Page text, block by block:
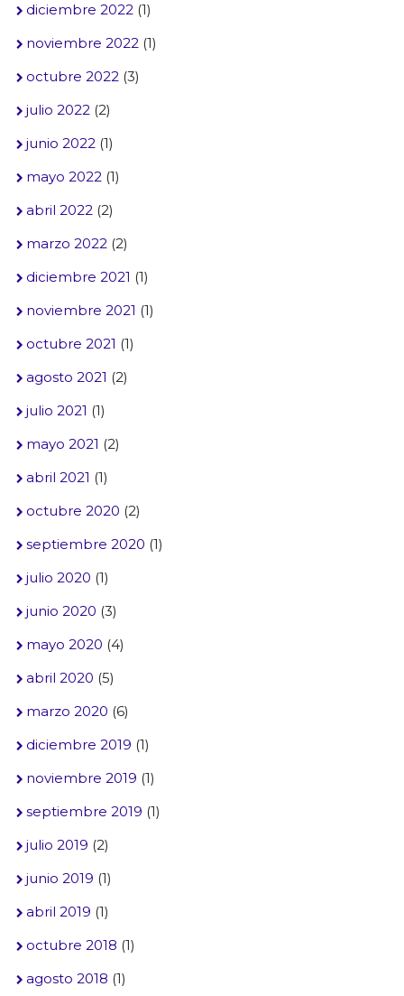
diciembre 2022(1)
noviembre 2022(1)
octubre 2022(3)
julio 2022(2)
junio 2022(1)
mayo 2022(1)
abril 2022(2)
marzo 2022(2)
diciembre 2021 (1)
noviembre 2021 (1)
octubre 2021 (1)
agosto 2021 (2)
julio 2021 (1)
mayo 2021 (2)
abril 2021 (1)
octubre 2020 (2)
septiembre 2020 (1)
julio 2020 (1)
junio 2020 (3)
mayo 2020 (4)
abril 2020 (5)
marzo 2020 (6)
diciembre 2019 (1)
noviembre 2019 (1)
septiembre 2019 (1)
julio 2019 (2)
junio 2019 (1)
abril 2019 (1)
octubre 2018 (1)
agosto 2018 (1)